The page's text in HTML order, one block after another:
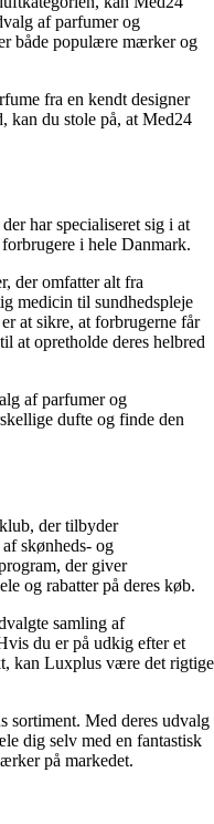
af parfumer og
både populære mærker og
fra en kendt designer
kan du stole på, at Med24
har specialiseret sig i at
i hele Danmark.
der omfatter alt fra
medicin til sundhedspleje
at sikre, at forbrugerne får
at opretholde deres helbred
af parfumer og
dufte og finde den
der tilbyder
skønheds- og
der giver
og rabatter på deres køb.
samling af
du er på udkig efter et
kan Luxplus være det rigtige
sortiment. Med deres udvalg
dig selv med en fantastisk
på markedet.